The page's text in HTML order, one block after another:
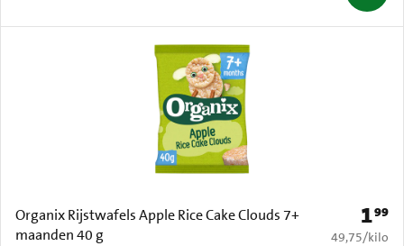
Organix Rijstwafels Apple Rice Cake Clouds 7+
maanden 40 g
Prijs:
199
€ 49,75 per
49,75/kilo